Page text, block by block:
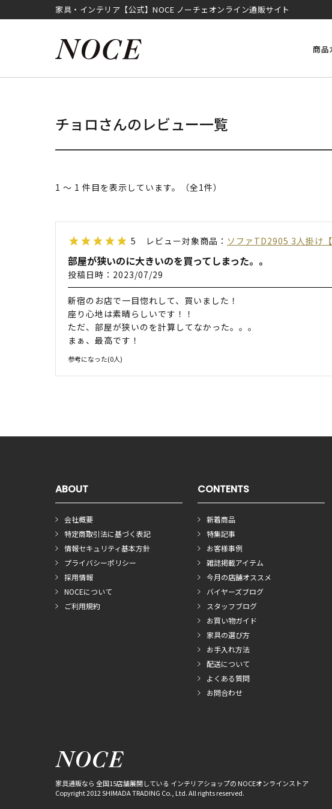
家具・インテリア【公式】NOCE ノーチェオンライン通販サイト
商品
チョロさんのレビュー一覧
1 ～ 1 件目を表示しています。（全1件）
5 レビュー対象商品： ソファTD2905 3人掛け
部屋が狭いのに大きいのを買ってしまった。。
投稿日時：2023/07/29
新宿のお店で一目惚れして、買いました！
座り心地は素晴らしいです！！
ただ、部屋が狭いのを計算してなかった。。。
まぁ、最高です！
参考になった(0人)
ABOUT
会社概要
特定商取引法に基づく表記
情報セキュリティ基本方針
プライバシーポリシー
採用情報
NOCEについて
ご利用規約
CONTENTS
新着商品
特集記事
お客様事例
雑誌掲載アイテム
今月の店舗オススメ
バイヤーズブログ
スタッフブログ
お買い物ガイド
家具の選び方
お手入れ方法
配送について
よくある質問
お問合わせ
家具通販なら 全国15店舗展開している インテリアショップの NOCEオンラインストア
Copyright 2012 SHIMADA TRADING Co., Ltd. All rights reserved.